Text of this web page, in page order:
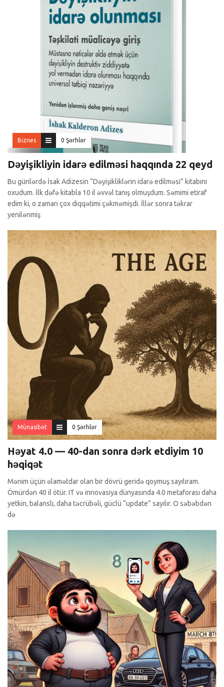
Biznes 0 Şərhlər
Dəyişikliyin idarə edilməsi haqqında 22 qeyd
Bu günlərdə İsak Adizesin “Dəyişikliklərin idarə edilməsi” kitabını
oxudum. İlk dəfə kitabla 10 il əvvəl tanış olmuşdum. Səmimi etiraf
edim ki, o zaman çox diqqətimi çəkməmişdi. İllər sonra təkrar
yenilənmiş
Münasibət 0 Şərhlər
Həyat 4.0 — 40-dan sonra dərk etdiyim 10
həqiqət
Mənim üçün əlamətdar olan bir dövrü geridə qoymuş sayılıram.
Ömürdən 40 il ötür. IT və innovasiya dünyasında 4.0 metaforası daha
yetkin, balanslı, daha təcrübəli, güclü “update” sayılır. O səbəbdən
də